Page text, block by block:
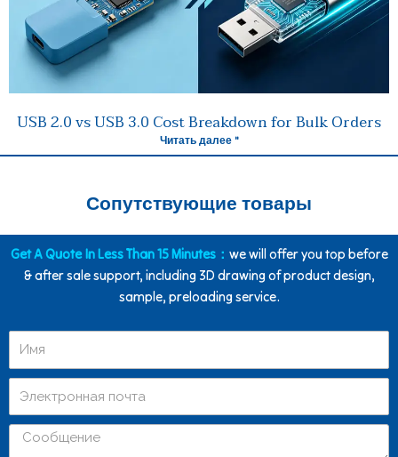
USB 2.0 vs USB 3.0 Cost Breakdown for Bulk Orders
Читать далее "
Сопутствующие товары
Get A Quote In Less Than 15 Minutes： we will offer you top before
& after sale support, including 3D drawing of product design,
sample, preloading service.